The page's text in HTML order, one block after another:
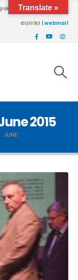
univerziteta Brčko
distrikt |webmail
2015
JUNE
Translate »